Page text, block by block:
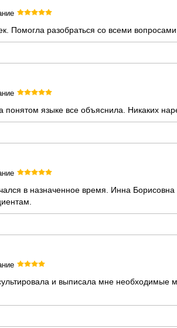
Помогла разобраться со всеми
языке все объяснила. Никаких
в назначенное время. Инна
и выписала мне